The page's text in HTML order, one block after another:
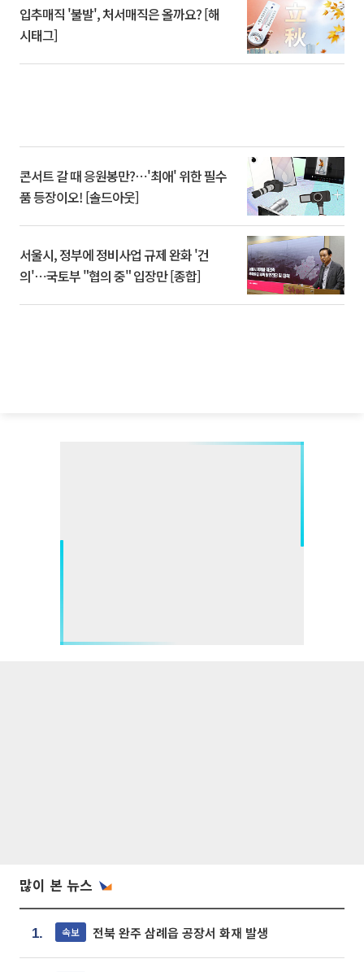
입추매직 '불발', 처서매직은 올까요? [해
시태그]
콘서트 갈 때 응원봉만?⋯'최애' 위한 필수
품 등장이오! [솔드아웃]
서울시, 정부에 정비사업 규제 완화 '건
의'⋯국토부 "협의 중" 입장만 [종합]
많이 본 뉴스
1. 속보 전북 완주 삼례읍 공장서 화재 발생